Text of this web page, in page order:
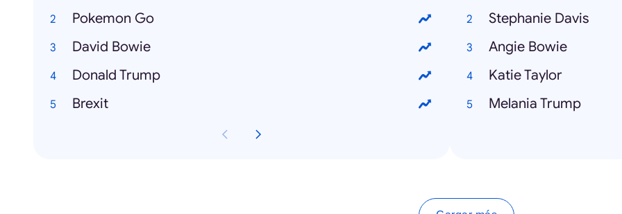
Pokemon Go
David Bowie
Donald Trump
Brexit
Stephanie Davis
Angie Bowie
Katie Taylor
Melania Trump